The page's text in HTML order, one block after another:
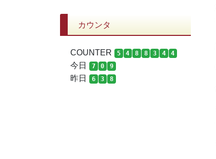
カウンタ
COUNTER 5 4 8 8 3 4 4
今日 7 0 9
昨日 6 3 8